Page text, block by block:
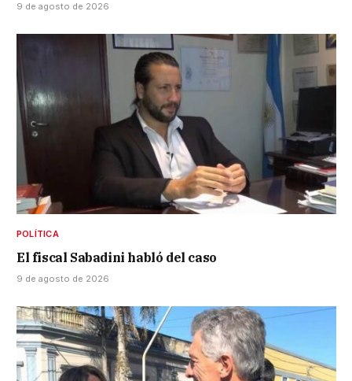
9 de agosto de 2026
POLÍTICA
El fiscal Sabadini habló del caso
9 de agosto de 2026